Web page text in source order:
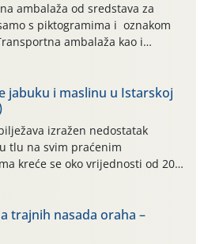
ambalaža od sredstava za
s piktogramima i oznakom
ambalaža kao i
koji nisu sredstva za zaštitu
gnojiva,) se ne
osiguran besplatni povrat
ovih tvrtki: AGROCHEM-MAKS,
(PINUS […]
jabuku i maslinu u Istarskoj
izražen nedostatak
tlu na svim praćenim
kreće se oko vrijednosti od 200
preporučuje redovito
prihrana. U tijeku je berba
berbe važno je ubrane
sunca i što prije […]
trajnih nasada oraha –